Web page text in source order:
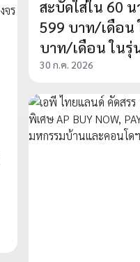
สะบัดใส่ใน 60
599 บาท/เดือน
บาท/เดือน ในรุ่
30 ก.ค. 2026